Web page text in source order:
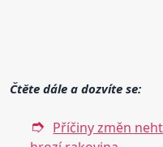
Čtěte dále a dozvíte se:
Příčiny změn